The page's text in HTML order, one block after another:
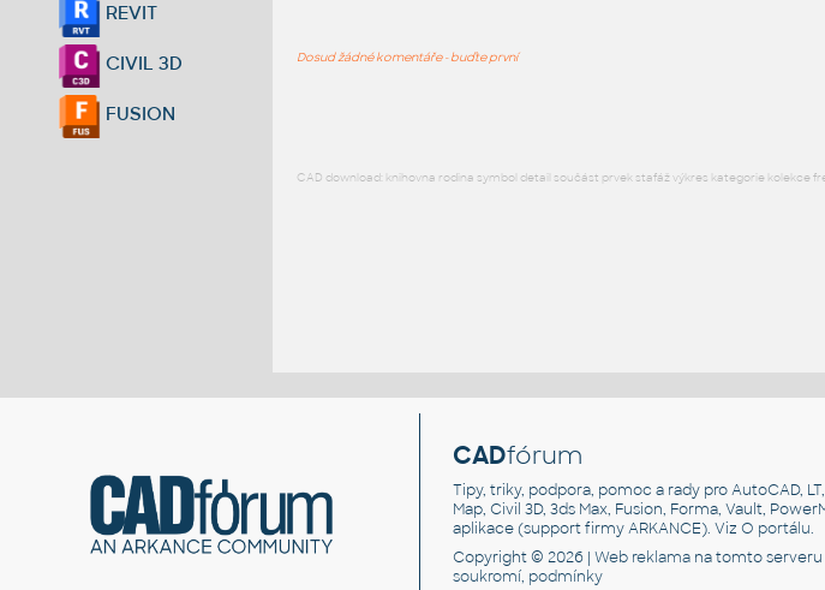
REVIT
CIVIL 3D
FUSION
Dosud žádné komentáře - buďte první
CAD download: knihovna rodina symbol detail součást prvek stafáž výkres kategorie kolekce
CADfórum
Tipy, triky, podpora, pomoc a rady pro AutoCAD,
Map, Civil 3D, 3ds Max, Fusion, Forma, Vault,
aplikace (support firmy ARKANCE). VizO portálu.
Copyright © 2026 |Web reklama na tomto
soukromí, podmínky